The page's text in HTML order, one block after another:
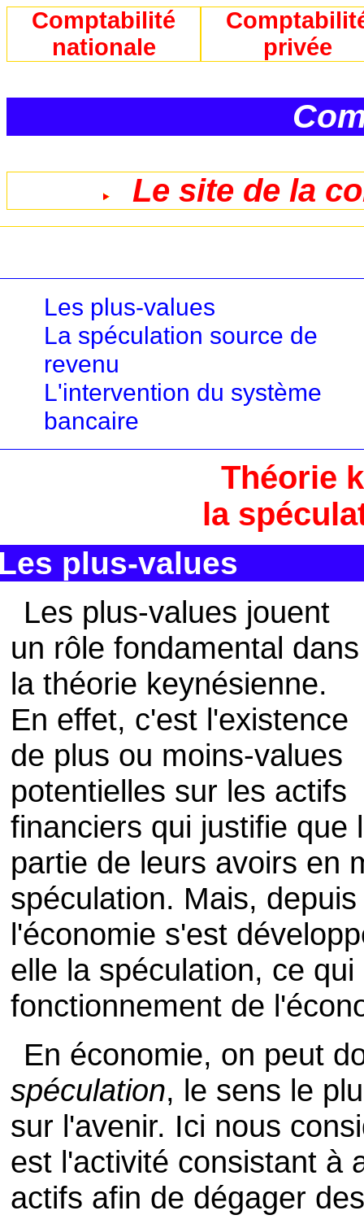
Comptabilité
nationale
privée
Le site de la
Les plus-values
La spéculation source de
revenu
L'intervention du système
bancaire
Théorie
la
plus-values
Les plus-values jouent
un rôle fondamental dans
la théorie keynésienne.
En effet, c'est l'existence
de plus ou moins-values
potentielles sur les actifs
financiers qui justifie que
partie de leurs avoirs en
spéculation. Mais,
l'économie s'est
elle la spéculation, ce
fonctionnement de
En économie, on peut
spéculation, le sens le
sur l'avenir. Ici nous
est l'activité consistant à
actifs afin de dégager